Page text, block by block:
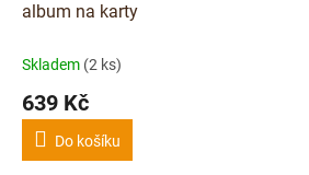
album na karty
Skladem (2 ks)
639 Kč
Do košíku